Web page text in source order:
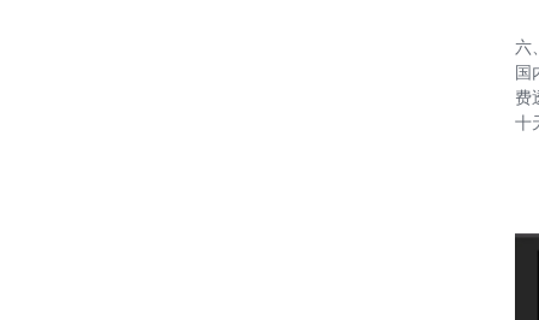
六
国
费
十